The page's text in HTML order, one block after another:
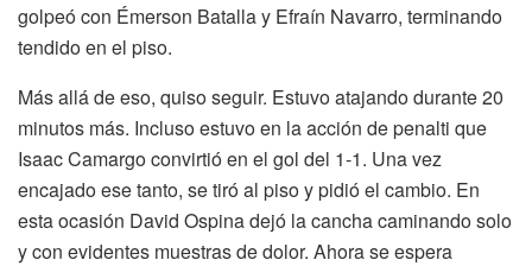
golpeó con Émerson Batalla y Efraín Navarro, terminando
tendido en el piso.
Más allá de eso, quiso seguir. Estuvo atajando durante 20
minutos más. Incluso estuvo en la acción de penalti que
Isaac Camargo convirtió en el gol del 1-1. Una vez
encajado ese tanto, se tiró al piso y pidió el cambio. En
esta ocasión David Ospina dejó la cancha caminando solo
y con evidentes muestras de dolor. Ahora se espera